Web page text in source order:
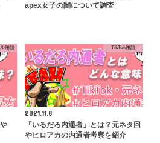
apex女子の闇について調査
用語 TikTok用語
2021.11.8
「いるだろ内通者」とは？元ネタ回
やヒロアカの内通者考察を紹介